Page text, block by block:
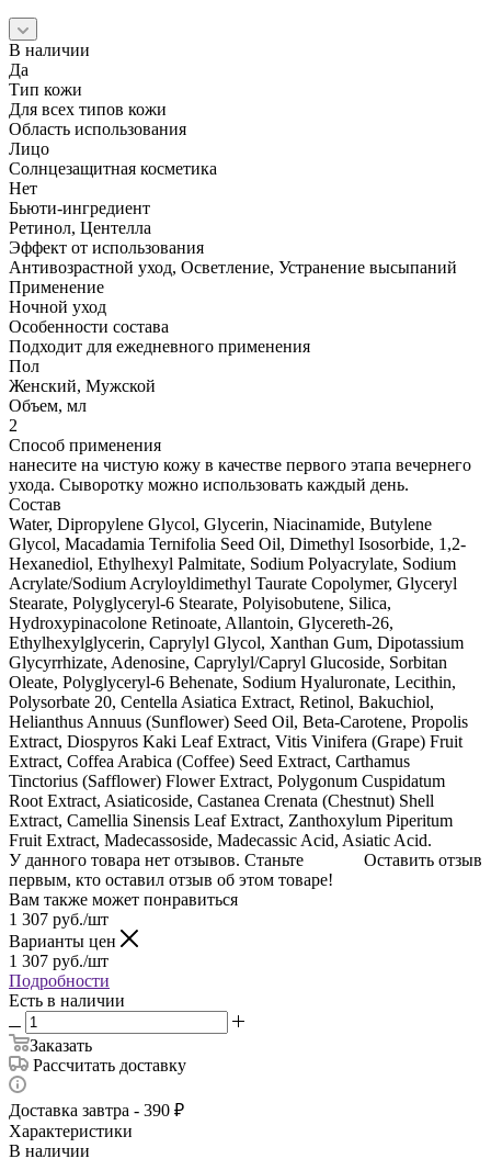
В наличии
Да
Тип кожи
Для всех типов кожи
Область использования
Лицо
Солнцезащитная косметика
Нет
Бьюти-ингредиент
Ретинол, Центелла
Эффект от использования
Антивозрастной уход, Осветление, Устранение высыпаний
Применение
Ночной уход
Особенности состава
Подходит для ежедневного применения
Пол
Женский, Мужской
Объем, мл
2
Способ применения
нанесите на чистую кожу в качестве первого этапа вечернего
ухода. Сыворотку можно использовать каждый день.
Состав
Water, Dipropylene Glycol, Glycerin, Niacinamide, Butylene
Glycol, Macadamia Ternifolia Seed Oil, Dimethyl Isosorbide, 1,2-
Hexanediol, Ethylhexyl Palmitate, Sodium Polyacrylate, Sodium
Acrylate/Sodium Acryloyldimethyl Taurate Copolymer, Glyceryl
Stearate, Polyglyceryl-6 Stearate, Polyisobutene, Silica,
Hydroxypinacolone Retinoate, Allantoin, Glycereth-26,
Ethylhexylglycerin, Caprylyl Glycol, Xanthan Gum, Dipotassium
Glycyrrhizate, Adenosine, Caprylyl/Capryl Glucoside, Sorbitan
Oleate, Polyglyceryl-6 Behenate, Sodium Hyaluronate, Lecithin,
Polysorbate 20, Centella Asiatica Extract, Retinol, Bakuchiol,
Helianthus Annuus (Sunflower) Seed Oil, Beta-Carotene, Propolis
Extract, Diospyros Kaki Leaf Extract, Vitis Vinifera (Grape) Fruit
Extract, Coffea Arabica (Coffee) Seed Extract, Carthamus
Tinctorius (Safflower) Flower Extract, Polygonum Cuspidatum
Root Extract, Asiaticoside, Castanea Crenata (Chestnut) Shell
Extract, Camellia Sinensis Leaf Extract, Zanthoxylum Piperitum
Fruit Extract, Madecassoside, Madecassic Acid, Asiatic Acid.
Оставить отзыв
У данного товара нет отзывов. Станьте
первым, кто оставил отзыв об этом товаре!
Вам также может понравиться
1 307 руб./шт
Варианты цен
1 307 руб./шт
Подробности
Есть в наличии
Заказать
Рассчитать доставку
Доставка завтра - 390 ₽
Характеристики
В наличии